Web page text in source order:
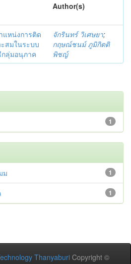
Author(s)
แหน่งการติด
ะสมในระบบ
กลุ่มอนุภาค
จักรินทร์ วิเศษยา;
กฤษณ์ชนม์ ภูมิกิตติ
พิชญ์
1
1
ม
1
Thanyaburi Copyright ©